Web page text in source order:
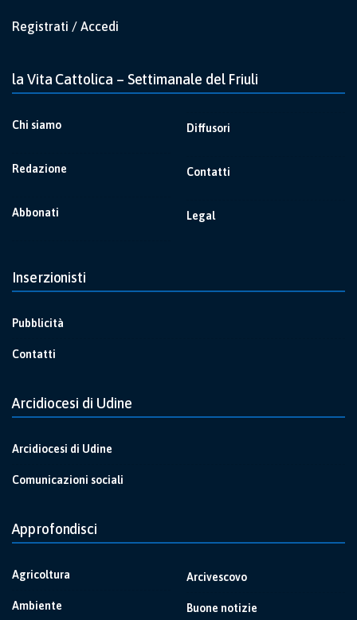
Registrati / Accedi
la Vita Cattolica – Settimanale del Friuli
Chi siamo
Redazione
Abbonati
Diffusori
Contatti
Legal
Inserzionisti
Pubblicità
Contatti
Arcidiocesi di Udine
Arcidiocesi di Udine
Comunicazioni sociali
Approfondisci
Agricoltura
Ambiente
Arcivescovo
Buone notizie